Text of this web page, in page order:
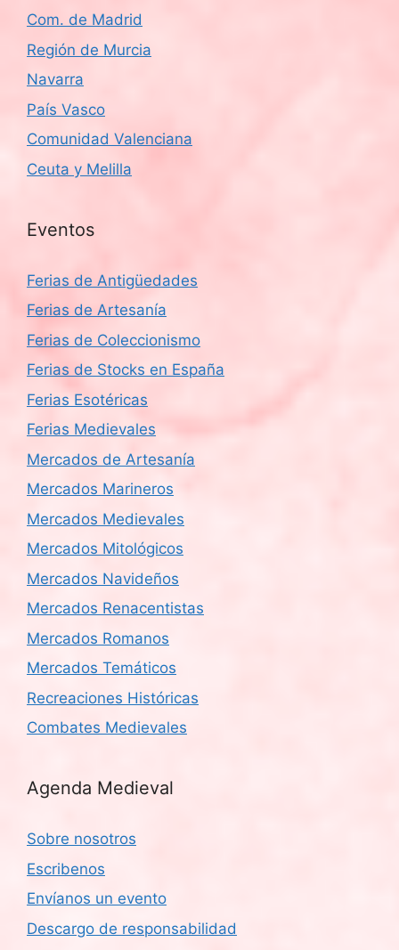
Com. de Madrid
Región de Murcia
Navarra
País Vasco
Comunidad Valenciana
Ceuta y Melilla
Eventos
Ferias de Antigüedades
Ferias de Artesanía
Ferias de Coleccionismo
Ferias de Stocks en España
Ferias Esotéricas
Ferias Medievales
Mercados de Artesanía
Mercados Marineros
Mercados Medievales
Mercados Mitológicos
Mercados Navideños
Mercados Renacentistas
Mercados Romanos
Mercados Temáticos
Recreaciones Históricas
Combates Medievales
Agenda Medieval
Sobre nosotros
Escribenos
Envíanos un evento
Descargo de responsabilidad